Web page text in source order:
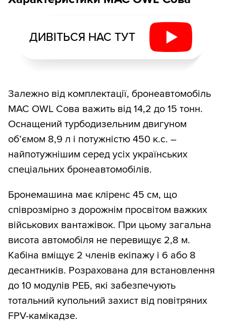
ДИВІТЬСЯ НАС ТУТ
Залежно від комплектації, бронеавтомобіль
MAC OWL Сова важить від 14,2 до 15 тонн.
Оснащений турбодизельним двигуном
об’ємом 8,9 л і потужністю 450 к.с. –
найпотужнішим серед усіх українських
спеціальних бронеавтомобілів.
Бронемашина має кліренс 45 см, що
співрозмірно з дорожнім просвітом важких
військових вантажівок. При цьому загальна
висота автомобіля не перевищує 2,8 м.
Кабіна вміщує 2 членів екіпажу і 6 або 8
десантників. Розрахована для встановлення
до 10 модулів РЕБ, які забезпечують
тотальний купольний захист від повітряних
FPV-камікадзе.